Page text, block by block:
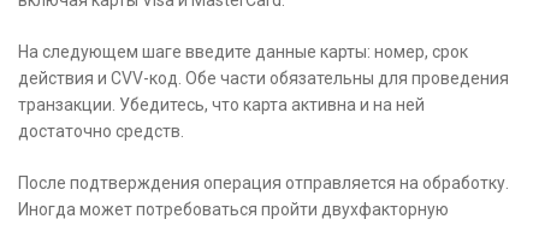
На следующем шаге введите данные карты: номер, срок
действия и CVV-код. Обе части обязательны для проведения
транзакции. Убедитесь, что карта активна и на ней
достаточно средств.
После подтверждения операция отправляется на обработку.
Иногда может потребоваться пройти двухфакторную